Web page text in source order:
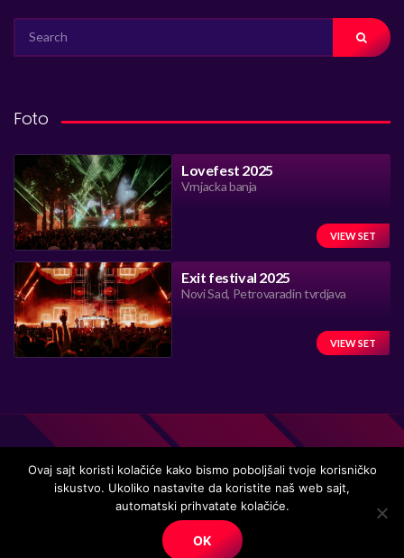
FOR:
Foto
Lovefest 2025
Vrnjacka banja
VIEW SET
Exit festival 2025
Novi Sad, Petrovaradin tvrdjava
VIEW SET
Handmade in Serbia 15 years ago, while listening to the great
© Copyright. All right reserved.
Ovaj sajt koristi kolačiće kako bismo poboljšali tvoje korisničko
iskustvo. Ukoliko nastavite da koristite naš web sajt,
automatski prihvatate kolačiće.
OK